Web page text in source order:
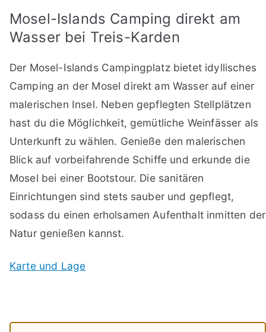
Mosel-Islands Camping direkt am
Wasser bei Treis-Karden
Der Mosel-Islands Campingplatz bietet idyllisches
Camping an der Mosel direkt am Wasser auf einer
malerischen Insel. Neben gepflegten Stellplätzen
hast du die Möglichkeit, gemütliche Weinfässer als
Unterkunft zu wählen. Genieße den malerischen
Blick auf vorbeifahrende Schiffe und erkunde die
Mosel bei einer Bootstour. Die sanitären
Einrichtungen sind stets sauber und gepflegt,
sodass du einen erholsamen Aufenthalt inmitten der
Natur genießen kannst.
Karte und Lage